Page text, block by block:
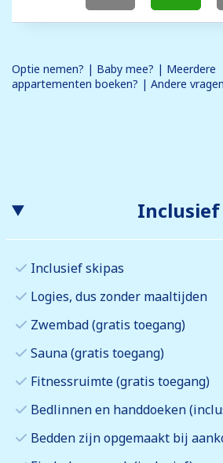
Optie nemen? | Baby mee? | Meerdere
appartementen boeken? | Andere
Inclusief
Inclusief skipas
Logies, dus zonder maaltijden
Zwembad (gratis toegang)
Sauna (gratis toegang)
Fitnessruimte (gratis toegang)
Bedlinnen en handdoeken
Bedden zijn opgemaakt bij